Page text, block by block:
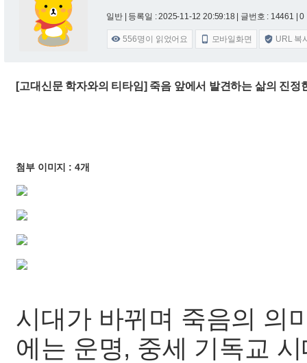
일반 | 등록일 : 2025-11-12 20:59:18 | 글번호 : 14461 | 0
 556명이 읽었어요  모바일화면  URL 복
[고대신문 학자와의 티타임] 죽음 앞에서 발견하는 삶의 진정
첨부 이미지 : 4개
시대가 바뀌며 죽음의 의
에는 운명, 중세 기독교